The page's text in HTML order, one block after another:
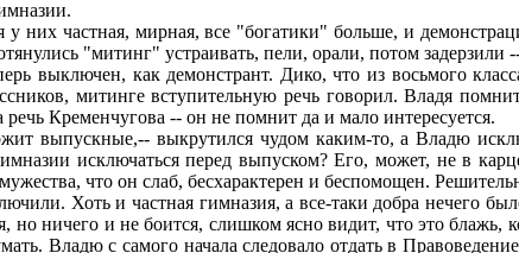
них частная, мирная, все "богатики" больше, и
"митинг" устраивать, пели, орали, потом задерзили
выключен, как демонстрант. Дико, что из восьмого
митинге вступительную речь говорил. Владя
Кременчугова -- он не помнит да и мало интересуется.
выпускные,-- выкрутился чудом каким-то, а Владю
исключаться перед выпуском? Его, может, не в
что он слаб, бесхарактерен и беспомощен.
Хоть и частная гимназия, а все-таки добра нечего
но ничего и не боится, слишком ясно видит, что это
Владю с самого начала следовало отдать в